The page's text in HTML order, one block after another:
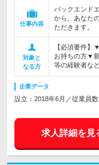
仕事内容
バックエンド
から、あなた
ただきます。
対象と
なる方
【必須要件】
お持ちの方▼
等の経験者な
企業データ
設立：2018年6月／従業員
求人詳細を見